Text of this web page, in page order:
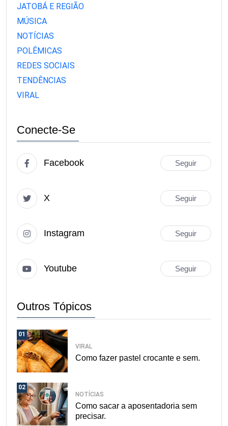
JATOBÁ E REGIÃO
MÚSICA
NOTÍCIAS
POLÊMICAS
REDES SOCIAIS
TENDÊNCIAS
VIRAL
Conecte-Se
Facebook Seguir
X Seguir
Instagram Seguir
Youtube Seguir
Outros Tópicos
01
VIRAL
Como fazer pastel crocante e sem.
02
NOTÍCIAS
Como sacar a aposentadoria sem
precisar.